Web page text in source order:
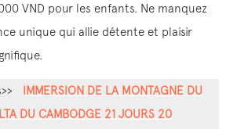
VND pour les enfants. Ne manquez
unique qui allie détente et plaisir
IMMERSION DE LA MONTAGNE DU
DU CAMBODGE 21 JOURS 20